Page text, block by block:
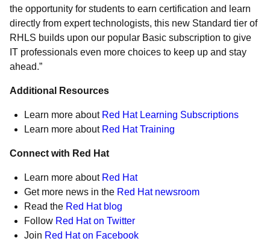
the opportunity for students to earn certification and learn
directly from expert technologists, this new Standard tier of
RHLS builds upon our popular Basic subscription to give
IT professionals even more choices to keep up and stay
ahead.”
Additional Resources
Learn more about Red Hat Learning Subscriptions
Learn more about Red Hat Training
Connect with Red Hat
Learn more about Red Hat
Get more news in the Red Hat newsroom
Read the Red Hat blog
Follow Red Hat on Twitter
Join Red Hat on Facebook